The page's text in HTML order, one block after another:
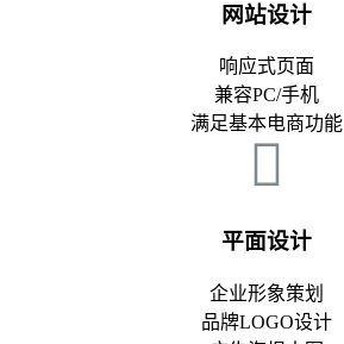
网站设计
响应式页面
兼容PC/手机
满足基本电商功能
平面设计
企业形象策划
品牌LOGO设计